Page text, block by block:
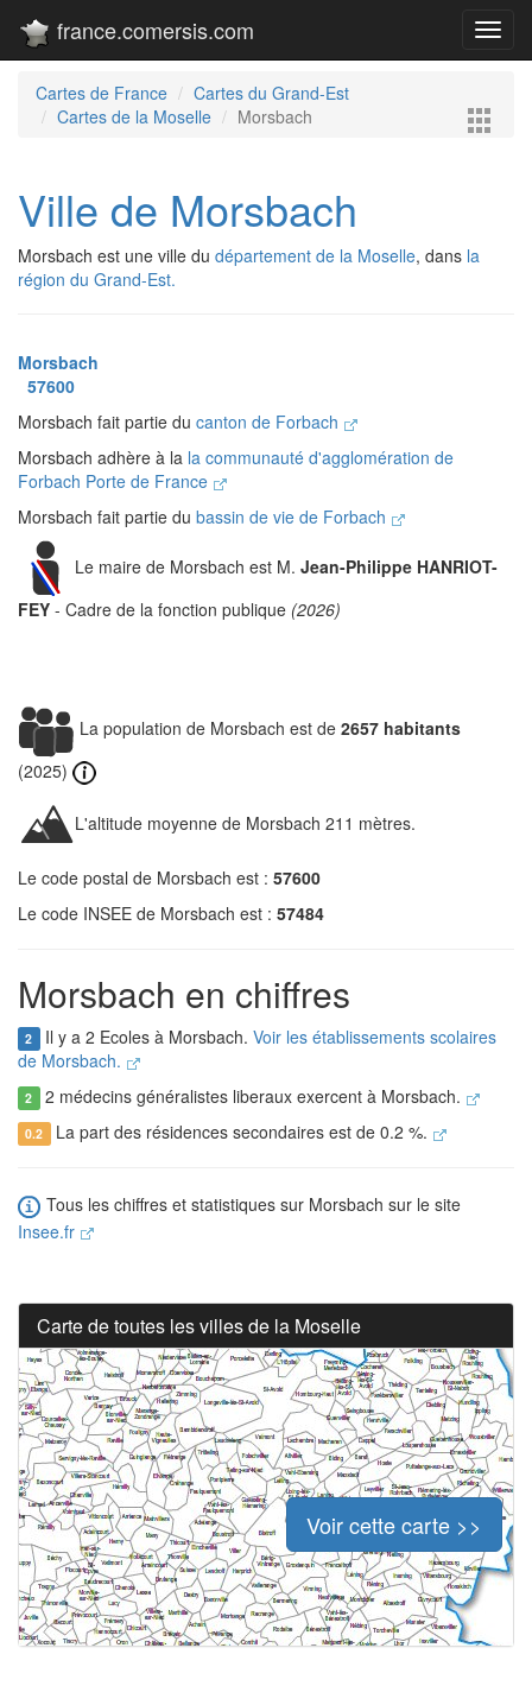
france.comersis.com
Cartes de France
Cartes du Grand-Est
Cartes de la Moselle
Morsbach
Ville de Morsbach
Morsbach est une ville du département de la Moselle, dans la
région du Grand-Est.
Morsbach
57600
Morsbach fait partie du canton de Forbach
Morsbach adhère à la la communauté d'agglomération de
Forbach Porte de France
Morsbach fait partie du bassin de vie de Forbach
Le maire de Morsbach est M. Jean-Philippe HANRIOT-
FEY - Cadre de la fonction publique (2026)
La population de Morsbach est de 2657 habitants
(2025)
L'altitude moyenne de Morsbach 211 mètres.
Le code postal de Morsbach est : 57600
Le code INSEE de Morsbach est : 57484
Morsbach en chiffres
2 Il y a 2 Ecoles à Morsbach. Voir les établissements scolaires
de Morsbach.
2 2 médecins généralistes liberaux exercent à Morsbach.
0.2 La part des résidences secondaires est de 0.2 %.
Tous les chiffres et statistiques sur Morsbach sur le site
Insee.fr
Carte de toutes les villes de la Moselle
Voir cette carte >>